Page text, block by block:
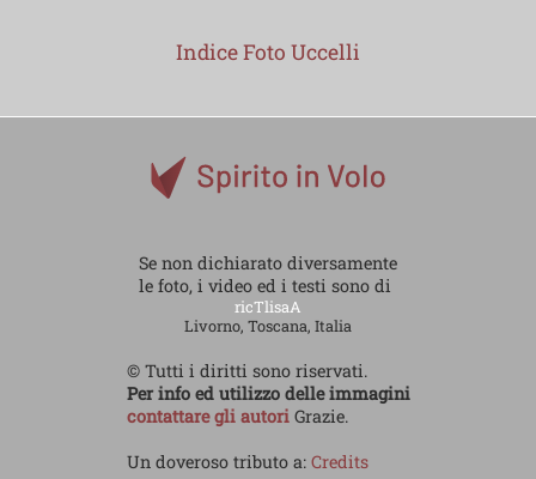
Indice Foto Uccelli
Se non dichiarato diversamente
le foto, i video ed i testi sono di
ricTlisaA
Livorno, Toscana, Italia
© Tutti i diritti sono riservati.
Per info ed utilizzo delle immagini
contattare gli autoriGrazie.
Un doveroso tributo a: Credits